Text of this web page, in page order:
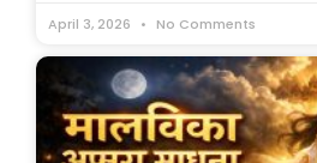
April 3, 2026 No Comments